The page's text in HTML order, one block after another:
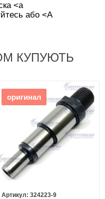
<а
або <А
КУПУЮТЬ
оригинал
324223-9